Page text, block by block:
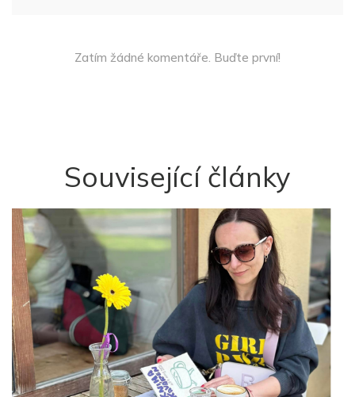
Zatím žádné komentáře. Buďte první!
Související články